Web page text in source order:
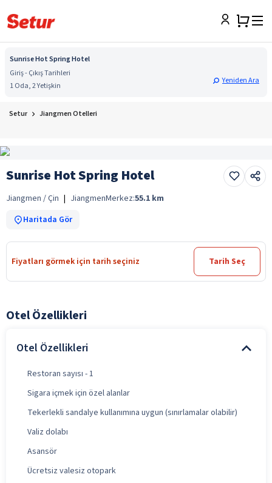
Sunrise Hot Spring Hotel
Giriş - Çıkış Tarihleri
1 Oda, 2 Yetişkin
Yeniden Ara
Setur Jiangmen Otelleri
Sunrise Hot Spring Hotel
Jiangmen / Çin | JiangmenMerkez:55.1 km
Haritada Gör
Fiyatları görmek için tarih seçiniz Tarih Seç
Otel Özellikleri
Otel Özellikleri
Restoran sayısı - 1
Sigara içmek için özel alanlar
Tekerlekli sandalye kullanımına uygun (sınırlamalar olabilir)
Valiz dolabı
Asansör
Ücretsiz valesiz otopark